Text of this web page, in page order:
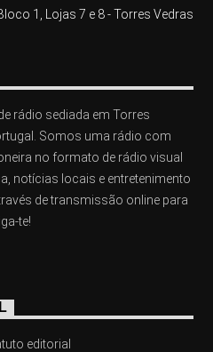
1, Lojas 7 e 8 - Torres Vedras
rádio sediada em Torres
Somos uma rádio com
no formato de rádio visual
notícias locais e entretenimento
de transmissão online para
te!
editorial